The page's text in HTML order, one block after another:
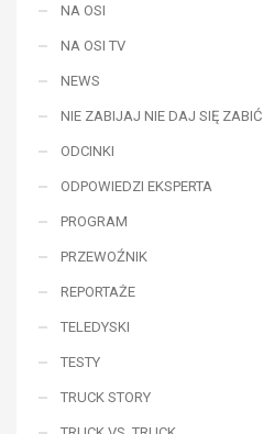
NA OSI
NA OSI TV
NEWS
NIE ZABIJAJ NIE DAJ SIĘ ZABIĆ
ODCINKI
ODPOWIEDZI EKSPERTA
PROGRAM
PRZEWOŹNIK
REPORTAŻE
TELEDYSKI
TESTY
TRUCK STORY